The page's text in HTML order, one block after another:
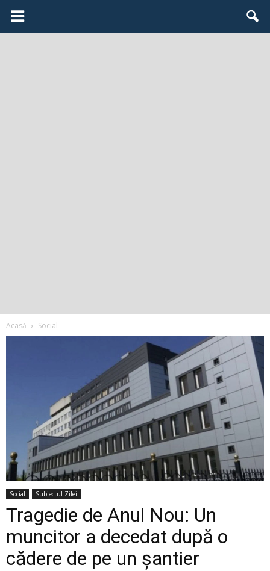
Acasă Social
Social Subiectul Zilei
Tragedie de Anul Nou: Un
muncitor a decedat după o
cădere de pe un șantier